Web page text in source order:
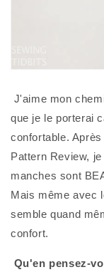
que je le porterai
confortable.
Pattern Review,
manches sont
Mais même avec
semble quand
confort.
Qu'en pensez-